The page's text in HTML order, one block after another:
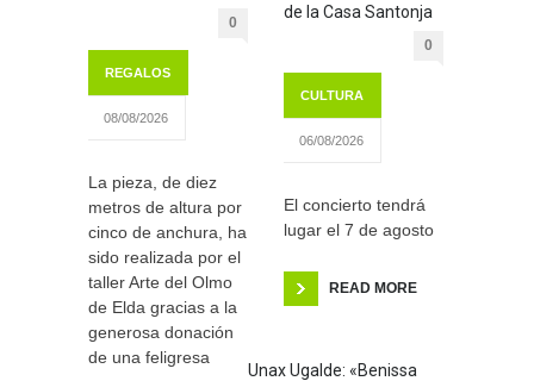
0
REGALOS
08/08/2026
La pieza, de diez
metros de altura por
cinco de anchura, ha
sido realizada por el
taller Arte del Olmo
de Elda gracias a la
generosa donación
de una feligresa
de la Casa Santonja
0
CULTURA
06/08/2026
El concierto tendrá
lugar el 7 de agosto
READ MORE
Unax Ugalde: «Benissa